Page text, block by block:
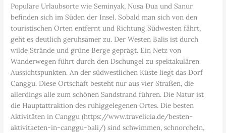
Populäre Urlaubsorte wie Seminyak, Nusa Dua und Sanur
befinden sich im Süden der Insel. Sobald man sich von den
touristischen Orten entfernt und Richtung Südwesten fährt,
geht es deutlich geruhsamer zu. Der Westen Balis ist durch
wilde Strände und grüne Berge geprägt. Ein Netz von
Wanderwegen führt durch den Dschungel zu spektakulären
Aussichtspunkten. An der südwestlichen Küste liegt das Dorf
Canggu. Diese Ortschaft besteht nur aus vier Straßen, die
allerdings alle zum schönen Sandstrand führen. Die Natur ist
die Hauptattraktion des ruhiggelegenen Ortes. Die besten
Aktivitäten in Canggu (https://www.travelicia.de/besten-
aktivitaeten-in-canggu-bali/) sind schwimmen, schnorcheln,